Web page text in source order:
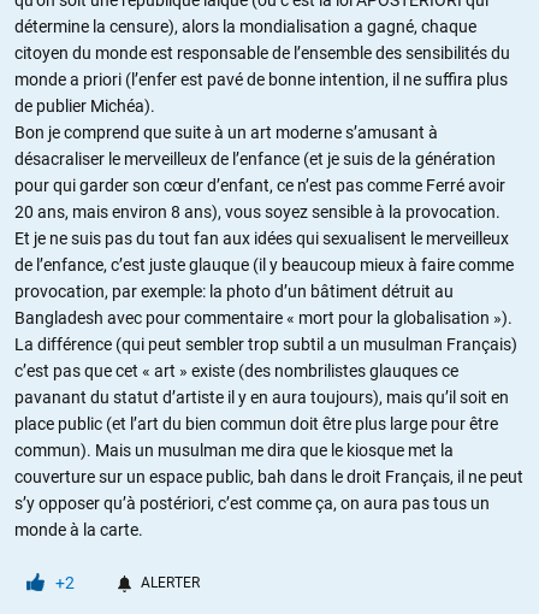
détermine la censure), alors la mondialisation a gagné, chaque
citoyen du monde est responsable de l’ensemble des sensibilités du
monde a priori (l’enfer est pavé de bonne intention, il ne suffira plus
de publier Michéa).
Bon je comprend que suite à un art moderne s’amusant à
désacraliser le merveilleux de l’enfance (et je suis de la génération
pour qui garder son cœur d’enfant, ce n’est pas comme Ferré avoir
20 ans, mais environ 8 ans), vous soyez sensible à la provocation.
Et je ne suis pas du tout fan aux idées qui sexualisent le merveilleux
de l’enfance, c’est juste glauque (il y beaucoup mieux à faire comme
provocation, par exemple: la photo d’un bâtiment détruit au
Bangladesh avec pour commentaire « mort pour la globalisation »).
La différence (qui peut sembler trop subtil a un musulman Français)
c’est pas que cet « art » existe (des nombrilistes glauques ce
pavanant du statut d’artiste il y en aura toujours), mais qu’il soit en
place public (et l’art du bien commun doit être plus large pour être
commun). Mais un musulman me dira que le kiosque met la
couverture sur un espace public, bah dans le droit Français, il ne peut
s’y opposer qu’à postériori, c’est comme ça, on aura pas tous un
monde à la carte.
+2 ALERTER